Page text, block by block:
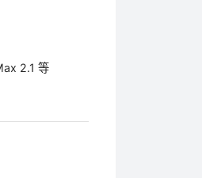
2.1 等